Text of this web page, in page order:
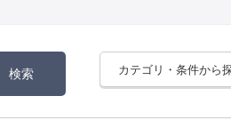
カテゴリ・条件から